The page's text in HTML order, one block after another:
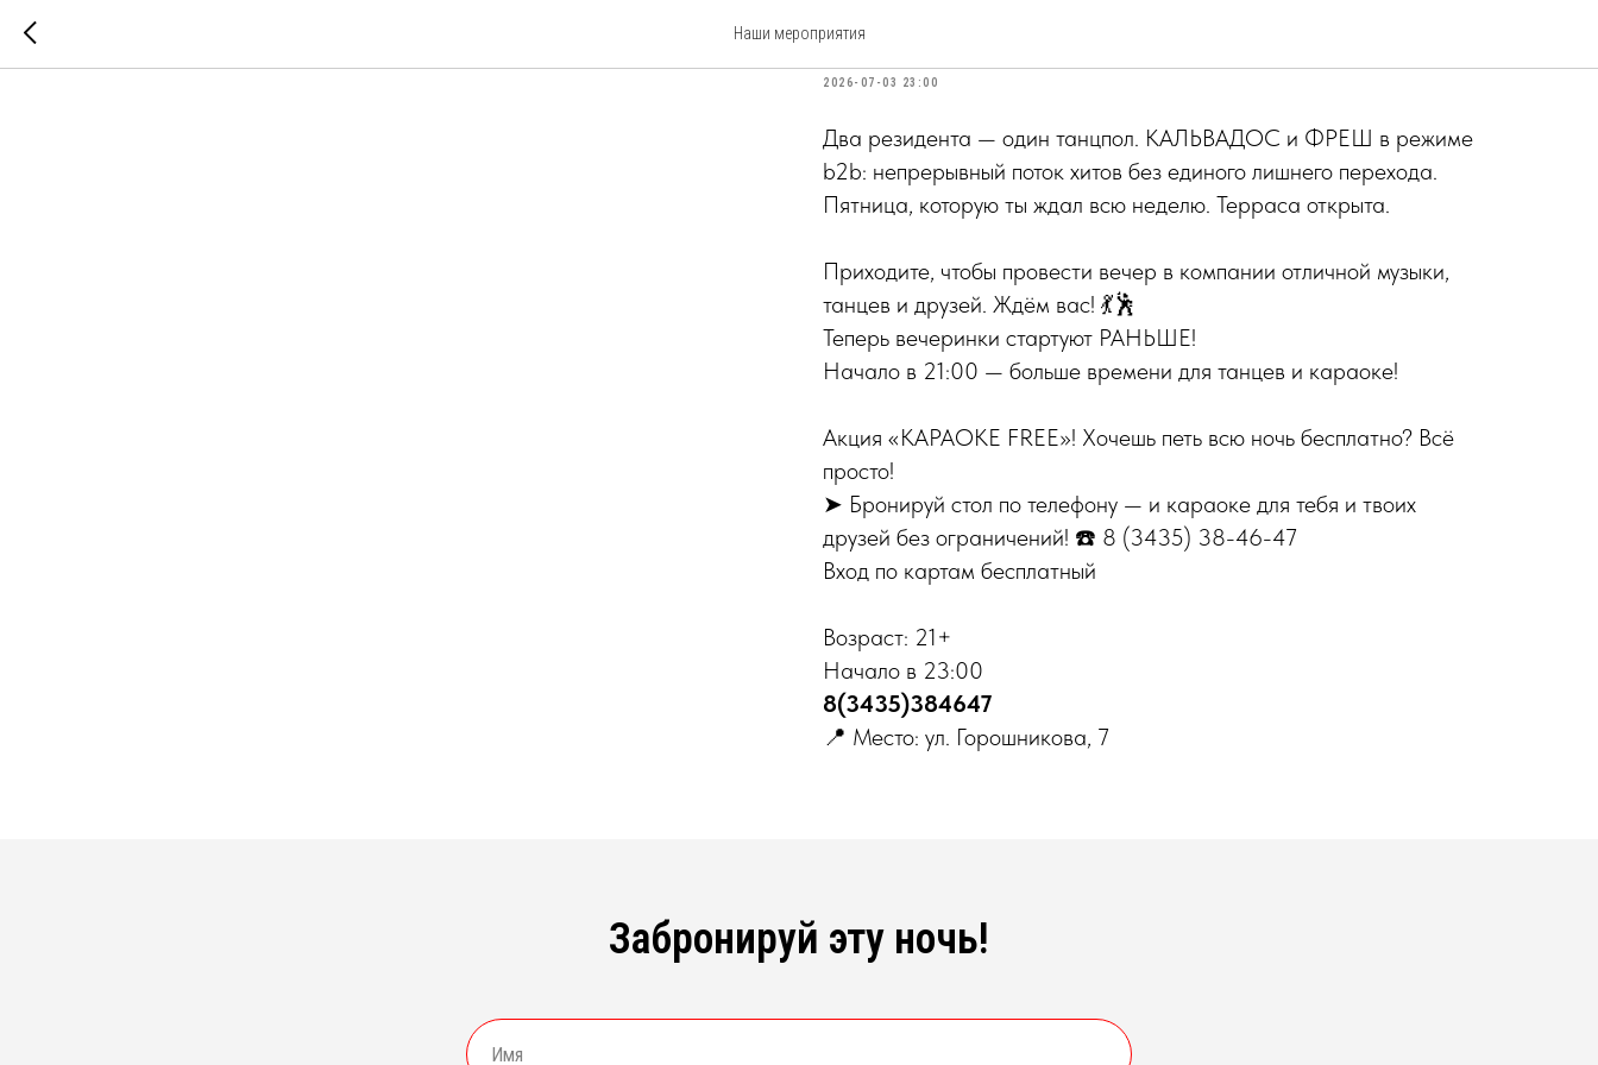
Наши мероприятияBACK 2 BACK: КАЛЬВАДОС × ФРЕШ
2026-07-03 23:00
Два резидента — один танцпол. КАЛЬВАДОС и ФРЕШ в режиме
b2b: непрерывный поток хитов без единого лишнего перехода.
Пятница, которую ты ждал всю неделю. Терраса открыта.
Приходите, чтобы провести вечер в компании отличной музыки,
танцев и друзей. Ждём вас! 💃🕺
Теперь вечеринки стартуют РАНЬШЕ!
Начало в 21:00 — больше времени для танцев и караоке!
Акция «КАРАОКЕ FREE»! Хочешь петь всю ночь бесплатно? Всё
просто!
➤ Бронируй стол по телефону — и караоке для тебя и твоих
друзей без ограничений! ☎️ 8 (3435) 38-46-47
Вход по картам бесплатный
Возраст: 21+
Начало в 23:00
8(3435)384647
📍 Место: ул. Горошникова, 7
Забронируй эту ночь!